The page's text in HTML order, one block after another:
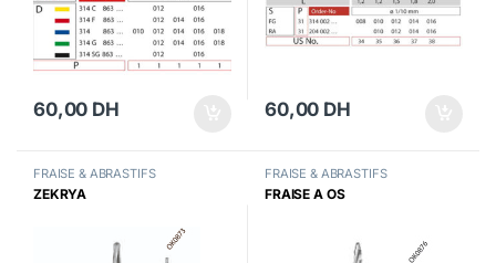
60,00 DH 60,00 DH
FRAISE & ABRASTIFS
ZEKRYA
FRAISE & ABRASTIFS
FRAISE A OS